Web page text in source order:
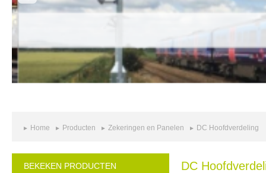
Home Producten Zekeringen en Panelen DC Hoofdverdeling
BEKEKEN PRODUCTEN DC